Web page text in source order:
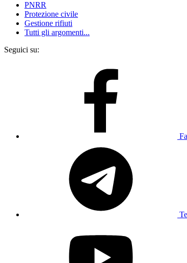
PNRR
Protezione civile
Gestione rifiuti
Tutti gli argomenti...
Seguici su: